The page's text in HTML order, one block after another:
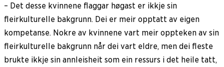
– Det desse kvinnene flaggar høgast er ikkje sin
fleirkulturelle bakgrunn. Dei er meir opptatt av eigen
kompetanse. Nokre av kvinnene vart meir oppteken av sin
fleirkulturelle bakgrunn når dei vart eldre, men dei fleste
brukte ikkje sin annleisheit som ein ressurs i det heile tatt,